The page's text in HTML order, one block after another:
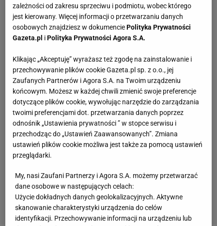
zależności od zakresu sprzeciwu i podmiotu, wobec którego
jest kierowany. Więcej informacji o przetwarzaniu danych
osobowych znajdziesz w dokumenciePolityka Prywatności
Gazeta.pl iPolityka Prywatności Agora S.A.
Klikając „Akceptuję” wyrażasz też zgodę na zainstalowanie i
przechowywanie plików cookie Gazeta.pl sp. z o.o., jej
Zaufanych Partnerów i Agora S.A. na Twoim urządzeniu
końcowym. Możesz w każdej chwili zmienić swoje preferencje
dotyczące plików cookie, wywołując narzędzie do zarządzania
twoimi preferencjami dot. przetwarzania danych poprzez
odnośnik „Ustawienia prywatności ” w stopce serwisu i
przechodząc do „Ustawień Zaawansowanych”. Zmiana
ustawień plików cookie możliwa jest także za pomocą ustawień
przeglądarki.
My, nasi Zaufani Partnerzy i Agora S.A. możemy przetwarzać
dane osobowe w następujących celach:
Użycie dokładnych danych geolokalizacyjnych. Aktywne
skanowanie charakterystyki urządzenia do celów
identyfikacji. Przechowywanie informacji na urządzeniu lub